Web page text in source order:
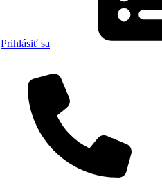
Prihlásiť sa